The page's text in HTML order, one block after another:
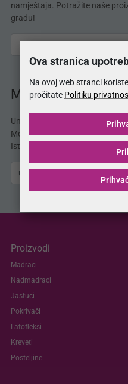
namještaja. Potražite naše
gradu!
MojSan® katalog
Unesite svoju e-mail adresu i
MojSan® katalog proizvoda
Istražite ponudu madraca,
Proizvodi
Madraci
Nadmadraci
Jastuci
Pokrivači
Latofleksi
Kreveti
Posteljine
Ova stranica
Na ovoj web stranci
pročitate Politiku